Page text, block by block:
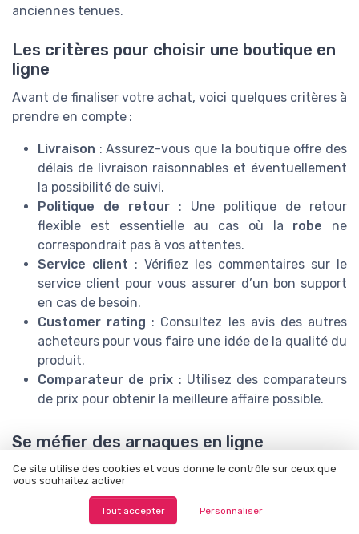
anciennes tenues.
Les critères pour choisir une boutique en
ligne
Avant de finaliser votre achat, voici quelques critères à
prendre en compte :
Livraison : Assurez-vous que la boutique offre des
délais de livraison raisonnables et éventuellement
la possibilité de suivi.
Politique de retour : Une politique de retour
flexible est essentielle au cas où la robe ne
correspondrait pas à vos attentes.
Service client : Vérifiez les commentaires sur le
service client pour vous assurer d’un bon support
en cas de besoin.
Customer rating : Consultez les avis des autres
acheteurs pour vous faire une idée de la qualité du
produit.
Comparateur de prix : Utilisez des comparateurs
de prix pour obtenir la meilleure affaire possible.
Se méfier des arnaques en ligne
Internet est aussi un repaire d’arnaques potentielles.
Voici quelques conseils pour éviter les mauvaises
Ce site utilise des cookies et vous donne le contrôle sur ceux que
vous souhaitez activer
Tout accepter Personnaliser